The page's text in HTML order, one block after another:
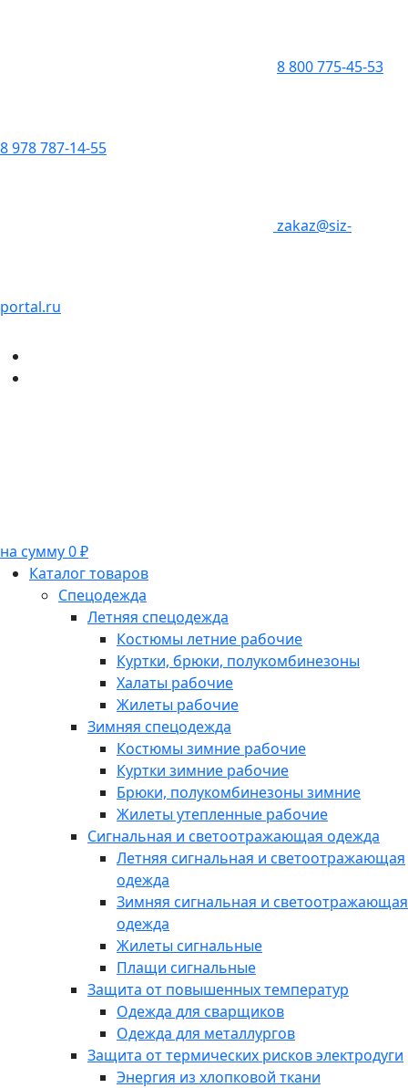
8 800 775-45-53
8 978 787-14-55
zakaz@siz-
portal.ru
на сумму 0 ₽
Каталог товаров
Спецодежда
Летняя спецодежда
Костюмы летние рабочие
Куртки, брюки, полукомбинезоны
Халаты рабочие
Жилеты рабочие
Зимняя спецодежда
Костюмы зимние рабочие
Куртки зимние рабочие
Брюки, полукомбинезоны зимние
Жилеты утепленные рабочие
Сигнальная и светоотражающая одежда
Летняя сигнальная и светоотражающая
одежда
Зимняя сигнальная и светоотражающая
одежда
Жилеты сигнальные
Плащи сигнальные
Защита от повышенных температур
Одежда для сварщиков
Одежда для металлургов
Защита от термических рисков электродуги
Энергия из хлопковой ткани